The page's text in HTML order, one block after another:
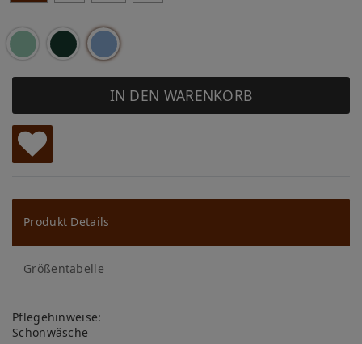
IN DEN WARENKORB
W
u
ns
ch
lis
te
Produkt Details
Größentabelle
Pflegehinweise:
Schonwäsche